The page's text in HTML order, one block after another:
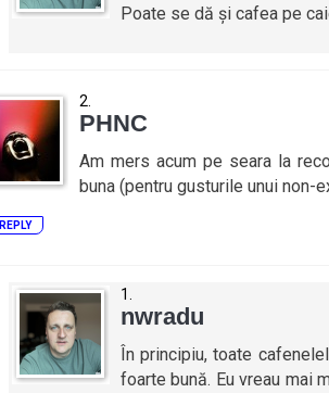
Poate se dă și cafea pe
PHNC
Am mers acum pe seara la
buna (pentru gusturile unui non-
REPLY
nwradu
În principiu, toate
foarte bună. Eu vreau mai